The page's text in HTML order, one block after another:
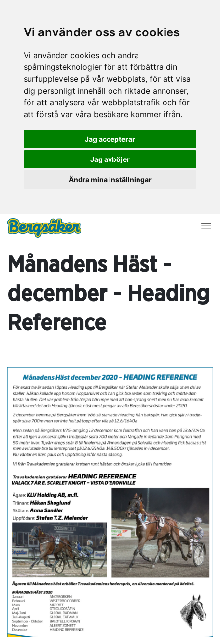
Vi använder oss av cookies
Vi använder cookies och andra
spårningsteknologier för att förbättra din
surfupplevelse på vår webbplats, för att visa
dig personligt innehåll och riktade annonser,
för att analysera vår webbplatstrafik och för
att förstå var våra besökare kommer ifrån.
Jag accepterar
Jag avböjer
Ändra mina inställningar
Månadens Häst -
december - Heading
Reference